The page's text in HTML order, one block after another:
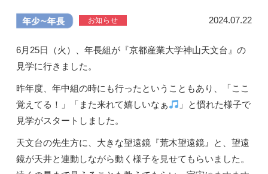
2024.07.22
6月25日（火）、年長組が『京都産業大学神山天文台』の
見学に行きました。
昨年度、年中組の時にも行ったということもあり、「ここ
覚えてる！」「また来れて嬉しいなぁ
」と慣れた様子で
見学がスタートしました。
天文台の先生方に、大きな望遠鏡『荒木望遠鏡』と、望遠
鏡が天井と連動しながら動く様子を見せてもらいました。